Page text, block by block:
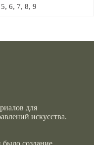
6, 7, 8, 9
для
искусства.
было создание